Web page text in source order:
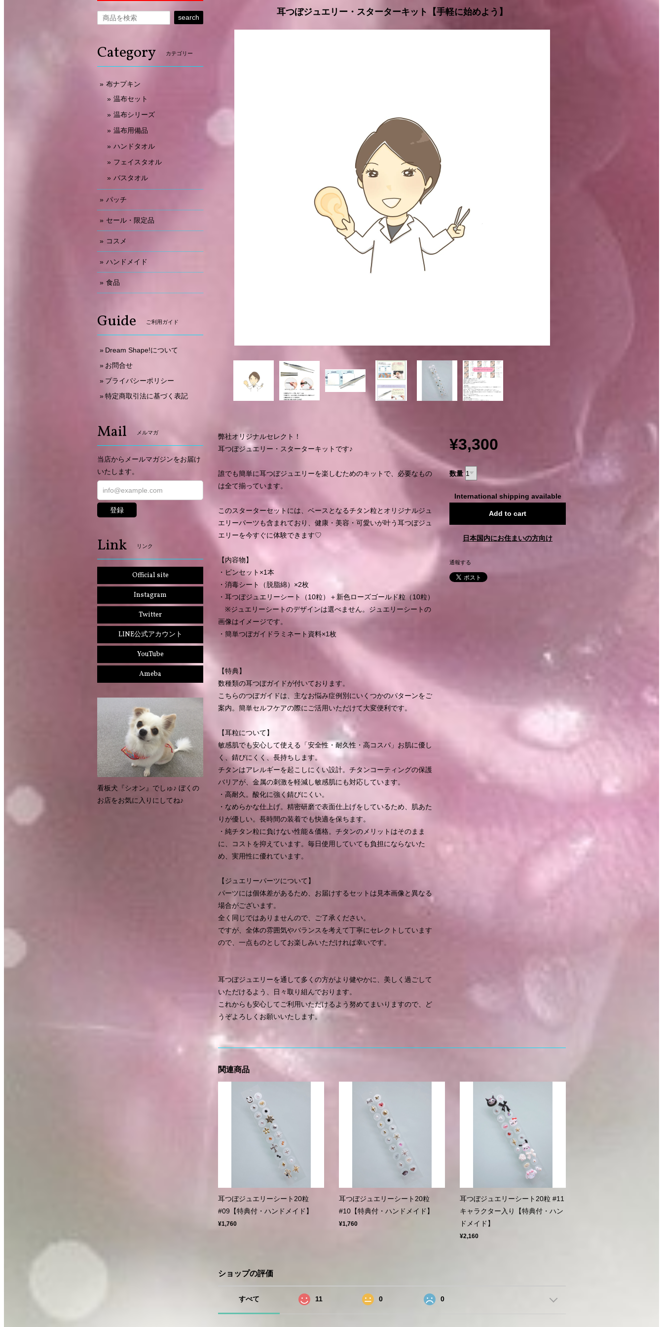
耳つぼジュエリー・スターターキット【手軽に始めよう】
弊社オリジナルセレクト！
耳つぼジュエリー・スターターキットです♪
誰でも簡単に耳つぼジュエリーを楽しむためのキットで、必要なもの
は全て揃っています。
このスターターセットには、ベースとなるチタン粒とオリジナルジュ
エリーパーツも含まれており、健康・美容・可愛いが叶う耳つぼジュ
エリーを今すぐに体験できます♡
【内容物】
・ピンセット×1本
・消毒シート（脱脂綿）×2枚
・耳つぼジュエリーシート（10粒）＋新色ローズゴールド粒（10粒）
※ジュエリーシートのデザインは選べません。ジュエリーシートの
画像はイメージです。
・簡単つぼガイドラミネート資料×1枚
【特典】
数種類の耳つぼガイドが付いております。
こちらのつぼガイドは、主なお悩み症例別にいくつかのパターンをご
案内。簡単セルフケアの際にご活用いただけて大変便利です。
【耳粒について】
敏感肌でも安心して使える「安全性・耐久性・高コスパ」お肌に優し
く、錆びにくく、長持ちします。
チタンはアレルギーを起こしにくい設計。チタンコーティングの保護
バリアが、金属の刺激を軽減し敏感肌にも対応しています。
・高耐久。酸化に強く錆びにくい。
・なめらかな仕上げ。精密研磨で表面仕上げをしているため、肌あた
りが優しい。長時間の装着でも快適を保ちます。
・純チタン粒に負けない性能＆価格。チタンのメリットはそのまま
に、コストを抑えています。毎日使用していても負担にならないた
め、実用性に優れています。
【ジュエリーパーツについて】
パーツには個体差があるため、お届けするセットは見本画像と異なる
場合がございます。
全く同じではありませんので、ご了承ください。
ですが、全体の雰囲気やバランスを考えて丁寧にセレクトしています
ので、一点ものとしてお楽しみいただければ幸いです。
耳つぼジュエリーを通して多くの方がより健やかに、美しく過ごして
いただけるよう、日々取り組んでおります。
これからも安心してご利用いただけるよう努めてまいりますので、ど
うぞよろしくお願いいたします。
¥3,300
数量
International shipping available
Add to cart
日本国内にお住まいの方向け
通報する
関連商品
耳つぼジュエリーシート20粒
#09【特典付・ハンドメイド】
¥1,760
耳つぼジュエリーシート20粒
#10【特典付・ハンドメイド】
¥1,760
耳つぼジュエリーシート20粒 #11
キャラクター入り【特典付・ハン
ドメイド】
¥2,160
ショップの評価
すべて 11 0 0
search
Category カテゴリー
布ナプキン
温布セット
温布シリーズ
温布用備品
ハンドタオル
フェイスタオル
バスタオル
パッチ
セール・限定品
コスメ
ハンドメイド
食品
Guide ご利用ガイド
Dream Shape!について
お問合せ
プライバシーポリシー
特定商取引法に基づく表記
Mail メルマガ
当店からメールマガジンをお届け
いたします。
登録
Link リンク
Official site
Instagram
Twitter
LINE公式アカウント
YouTube
Ameba
看板犬『シオン』でしゅ♪ ぼくの
お店をお気に入りにしてね♪